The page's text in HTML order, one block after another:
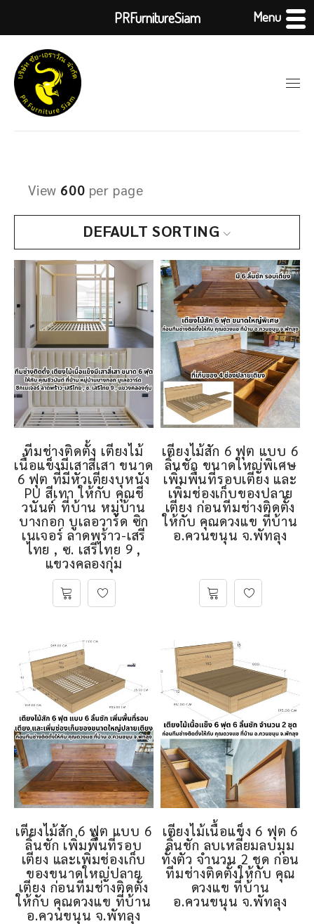
DEFAULT SORTING
View 600 per page
ทีมช่างติดตั้ง เตียงไม้
เนื้อแข็งมีเสาสี่เสา ขนาด
6 ฟุต ที่มีหัวเตียงบุหนัง
PU สีเทา ให้กับ คุณชี
วนันต์ ที่บ้าน หมู่บ้าน
บางกอก บูเลอวาร์ด ซิก
เนเจอร์ ลาดพร้าว-เสรี
ไทย , ซ. เสรีไทย 9 ,
แขวงคลองกุ่ม
เตียงไม้สัก 6 ฟุต แบบ 6
ลิ้นชัก ขนาดใหญ่พิเศษ
เพิ่มพื้นที่รอบเตียง และ
เพิ่มช่องเก็บของปลาย
เตียง ก่อนทีมช่างติดตั้ง
ให้กับ คุณดวงแข ที่บ้าน
อ.ควนขนุน จ.พัทลุง
เตียงไม้สัก 6 ฟุต แบบ 6
ลิ้นชัก เพิ่มพื้นที่รอบ
เตียง และเพิ่มช่องเก็บ
ของขนาดใหญ่ปลาย
เตียง ก่อนทีมช่างติดตั้ง
ให้กับ คุณดวงแข ที่บ้าน
อ.ควนขนุน จ.พัทลุง
เตียงไม้เนื้อแข็ง 6 ฟุต 6
ลิ้นชัก ลบเหลี่ยมลบมุม
ทั้งตัว จำนวน 2 ชุด ก่อน
ทีมช่างติดตั้งให้กับ คุณ
ดวงแข ที่บ้าน
อ.ควนขนุน จ.พัทลุง
PRFurnitureSiam Menu